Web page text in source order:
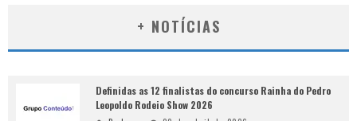
+ NOTÍCIAS
Definidas as 12 finalistas do concurso Rainha do Pedro
Leopoldo Rodeio Show 2026